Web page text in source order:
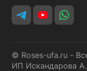
© Roses-ufa.ru -
ИП Искандарова